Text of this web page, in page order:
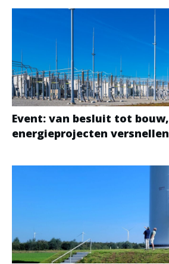
Event: van besluit tot bouw,
energieprojecten versnellen